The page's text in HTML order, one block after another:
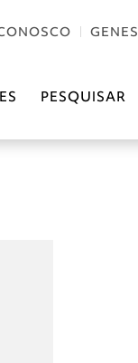
GENES
PESQUISAR